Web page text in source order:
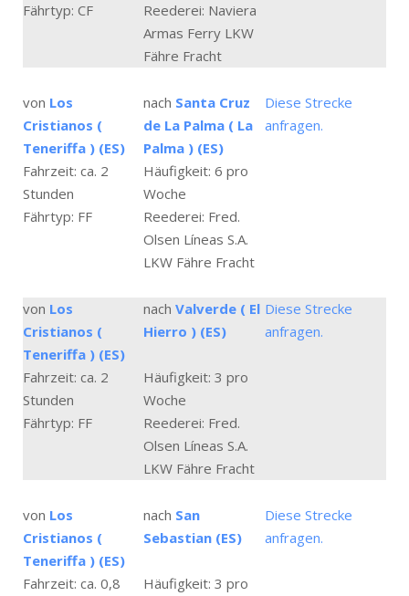
Fährtyp: CF
Reederei: Naviera
Armas Ferry LKW
Fähre Fracht
von Los
Cristianos (
Teneriffa ) (ES)
nach Santa Cruz
de La Palma ( La
Palma ) (ES)
Diese Strecke
anfragen.
Fahrzeit: ca. 2
Stunden
Häufigkeit: 6 pro
Woche
Fährtyp: FF
Reederei: Fred.
Olsen Líneas S.A.
LKW Fähre Fracht
von Los
Cristianos (
Teneriffa ) (ES)
nach Valverde ( El
Hierro ) (ES)
Diese Strecke
anfragen.
Fahrzeit: ca. 2
Stunden
Häufigkeit: 3 pro
Woche
Fährtyp: FF
Reederei: Fred.
Olsen Líneas S.A.
LKW Fähre Fracht
von Los
Cristianos (
Teneriffa ) (ES)
nach San
Sebastian (ES)
Diese Strecke
anfragen.
Fahrzeit: ca. 0,8
Häufigkeit: 3 pro